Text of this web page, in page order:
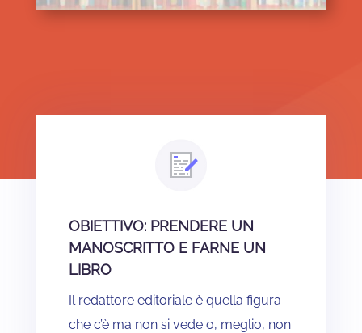
OBIETTIVO: PRENDERE UN
MANOSCRITTO E FARNE UN
LIBRO
Il redattore editoriale è quella figura
che c’è ma non si vede o, meglio, non